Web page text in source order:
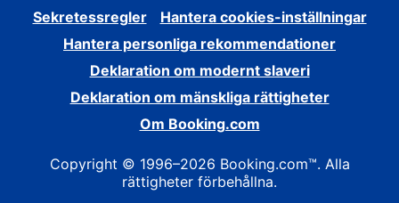
Sekretessregler
Hantera cookies-inställningar
Hantera personliga rekommendationer
Deklaration om modernt slaveri
Deklaration om mänskliga rättigheter
Om Booking.com
Copyright © 1996–2026 Booking.com™. Alla
rättigheter förbehållna.